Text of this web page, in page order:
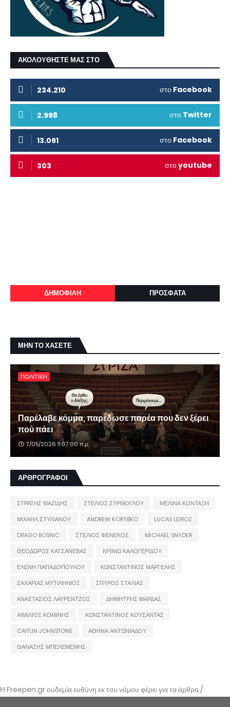
ΑΚΟΛΟΥΘΗΣΤΕ ΜΑΣ ΣΤΟ
234.210 στο Facebook
2.998 στο Twitter
13.061 στο Facebook
303 στοyoutube
ΔΗΜΟΦΙΛΗ ΠΡΟΣΦΑΤΑ
ΜΗΝ ΤΟ ΧΑΣΕΤΕ
ΠΟΛΙΤΙΚΗ
Παρέλαβε κόμμα, παρέδωσε παρέα που δεν ξέρει
πού πάει
7/05/2026 11:07:00 π.μ.
ΑΡΘΡΟΓΡΑΦΟΙ
ΣΤΡΑΤΗΣ ΜΑΖΙΔΗΣ ΣΤΕΛΙΟΣ ΣΥΡΜΟΓΛΟΥ
ΜΕΛΙΝΑ ΚΟΝΤΑΞΗ
ΜΙΧΑΗΛ ΣΤΥΛΙΑΝΟΥ
ANDREW KORYBKO
LUCAS LEIROZ
DRAGO BOSNIC
ΣΤΕΛΙΟΣ ΦΕΝΕΚΟΣ
MICHAEL SNYDER
ΘΕΟΔΩΡΟΣ ΚΑΤΣΑΝΕΒΑΣ
ΚΡΙΝΙΩ ΚΑΛΟΓΕΡΙΔΟΥ
ΕΛΕΝΗ ΠΑΠΑΔΟΠΟΥΛΟΥ
ΚΩΝΣΤΑΝΤΙΝΟΣ ΜΑΡΓΕΛΗΣ
ΖΑΧΑΡΙΑΣ ΜΥΤΙΛΗΝΙΟΣ
ΣΠΥΡΟΣ ΣΤΑΛΙΑΣ
ΑΝΑΣΤΑΣΙΟΣ ΛΑΥΡΕΝΤΖΟΣ
ΔΗΜΗΤΡΗΣ ΜΑΡΔΑΣ
ΑΙΜΙΛΙΟΣ ΚΟΜΙΝΗΣ
ΚΩΝΣΤΑΝΤΙΝΟΣ ΚΟΥΣΑΝΤΑΣ
CAITLIN JOHNSTONE
ΑΘΗΝΑ ΑΝΤΩΝΙΑΔΟΥ
ΘΑΝΑΣΗΣ ΜΠΕΛΕΜΕΜΗΣ
Η Freepen.gr ουδεμία ευθύνη εκ του νόμου φέρει για τα άρθρα /
αναρτήσεις που δημοσιεύονται και απηχούν τις απόψεις των συντακτών